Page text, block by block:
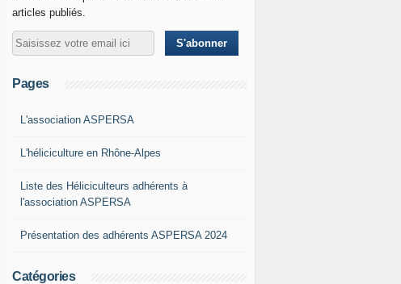
articles publiés.
Pages
L'association ASPERSA
L'héliciculture en Rhône-Alpes
Liste des Héliciculteurs adhérents à
l'association ASPERSA
Présentation des adhérents ASPERSA 2024
Catégories